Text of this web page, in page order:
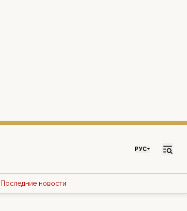
РУС
Последние новости